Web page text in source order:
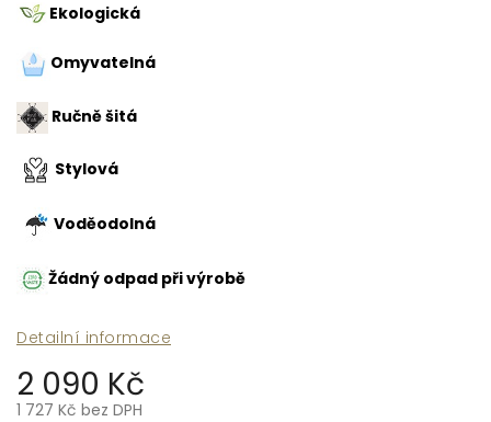
2 090 Kč
1 727 Kč bez DPH
Ekologická
Omyvatelná
Ručně šitá
Stylová
Voděodolná
Žádný odpad při výrobě
Detailní informace